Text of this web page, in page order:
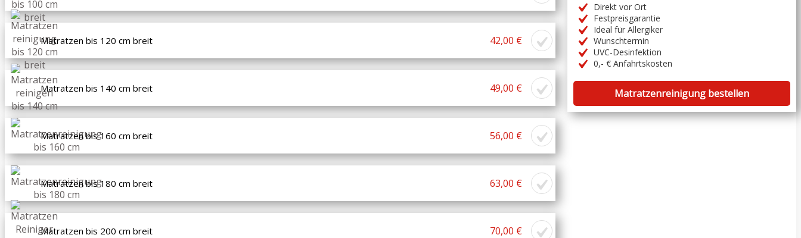
Matratzen bis 120 cm breit 42,00 €
Matratzen bis 140 cm breit 49,00 €
Matratzen bis 160 cm breit 56,00 €
Matratzen bis 180 cm breit 63,00 €
Matratzen bis 200 cm breit 70,00 €
Direkt vor Ort
Festpreisgarantie
Ideal für Allergiker
Wunschtermin
UVC-Desinfektion
0,- € Anfahrtskosten
Matratzenreinigung bestellen